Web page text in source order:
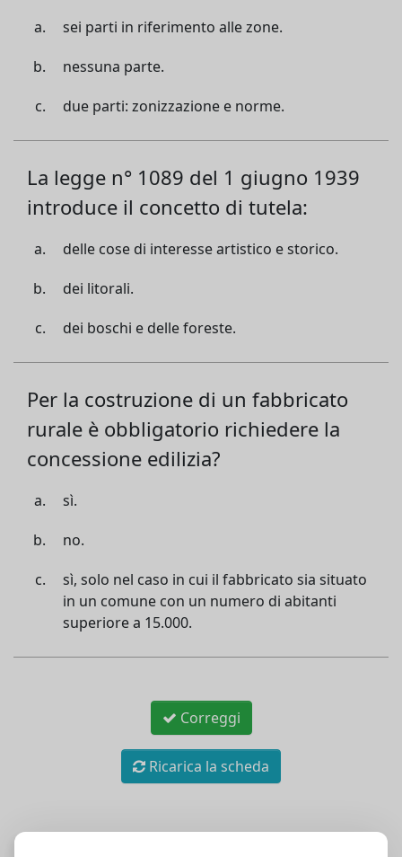
sei parti in riferimento alle zone.
nessuna parte.
due parti: zonizzazione e norme.
La legge n° 1089 del 1 giugno 1939
introduce il concetto di tutela:
delle cose di interesse artistico e storico.
dei litorali.
dei boschi e delle foreste.
Per la costruzione di un fabbricato
rurale è obbligatorio richiedere la
concessione edilizia?
sì.
no.
sì, solo nel caso in cui il fabbricato sia situato
in un comune con un numero di abitanti
superiore a 15.000.
Correggi
Ricarica la scheda